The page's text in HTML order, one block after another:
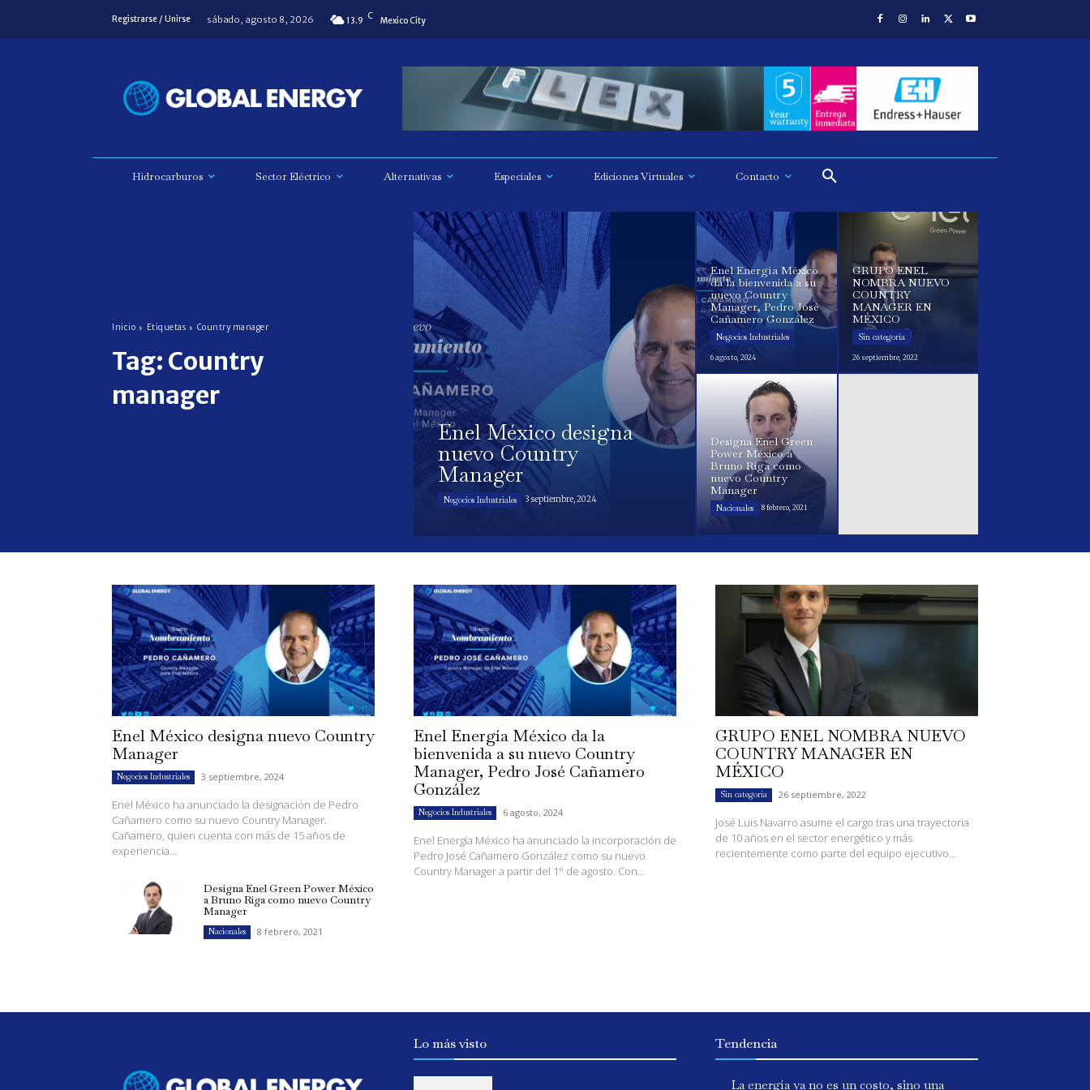
Registrarse / Unirse sábado, agosto 8, 2026 13.9 C Mexico City
Hidrocarburos Sector Eléctrico Alternativas Especiales Ediciones Virtuales Contacto
Inicio Etiquetas Country manager
Tag: Country
manager
Enel México designa
nuevo Country
Manager
Negocios Industriales 3 septiembre, 2024
Enel Energía México
da la bienvenida a su
nuevo Country
Manager, Pedro José
Cañamero González
Negocios Industriales
6 agosto, 2024
GRUPO ENEL
NOMBRA NUEVO
COUNTRY
MANAGER EN
MÉXICO
Sin categoría
26 septiembre, 2022
Designa Enel Green
Power México a
Bruno Riga como
nuevo Country
Manager
Nacionales 8 febrero, 2021
Enel México designa nuevo Country
Manager
Negocios Industriales 3 septiembre, 2024
Enel México ha anunciado la designación de Pedro
Cañamero como su nuevo Country Manager.
Cañamero, quien cuenta con más de 15 años de
experiencia...
Enel Energía México da la
bienvenida a su nuevo Country
Manager, Pedro José Cañamero
González
Negocios Industriales 6 agosto, 2024
Enel Energía México ha anunciado la incorporación de
Pedro José Cañamero González como su nuevo
Country Manager a partir del 1° de agosto. Con...
GRUPO ENEL NOMBRA NUEVO
COUNTRY MANAGER EN
MÉXICO
Sin categoría 26 septiembre, 2022
José Luis Navarro asume el cargo tras una trayectoria
de 10 años en el sector energético y más
recientemente como parte del equipo ejecutivo...
Designa Enel Green Power México
a Bruno Riga como nuevo Country
Manager
Nacionales 8 febrero, 2021
Lo más visto Tendencia
La energía ya no es un costo, sino una